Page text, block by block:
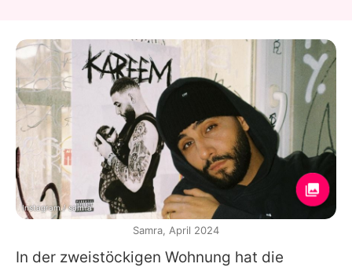
In der zweistöckigen Wohnung hat die
Instagram / samra
Samra, April 2024